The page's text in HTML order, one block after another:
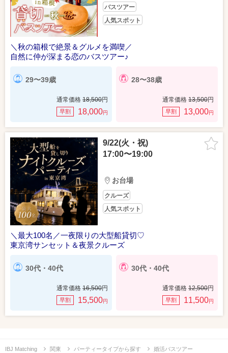
バスツアー
人気スポット
＼秋の箱根で絶景＆グルメを満喫／
自然に仲が深まる恋のバスツアー♪
29〜39歳
通常価格 18,500円
早割 18,000円
28〜38歳
通常価格 13,500円
早割 13,000円
9/22(火・祝)
17:00〜19:00
お台場
クルーズ
人気スポット
＼最大100名／一夜限りの大型船貸切♡
東京湾サンセット＆夜景クルーズ
30代・40代
通常価格 16,500円
早割 15,500円
30代・40代
通常価格 12,500円
早割 11,500円
IBJ Matching 関東 パーティータイプから探す 婚活バスツアー